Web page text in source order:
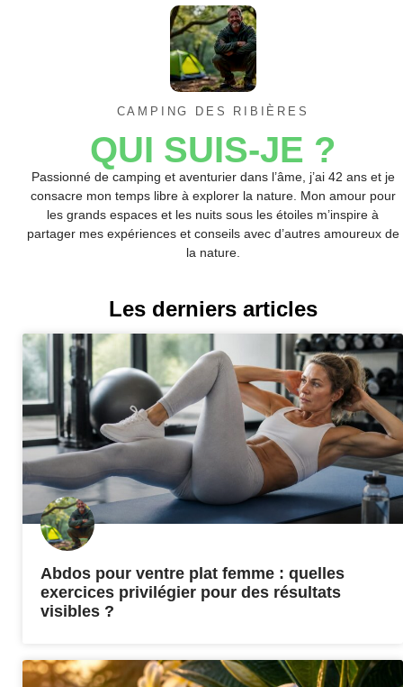
CAMPING DES RIBIÈRES
QUI SUIS-JE ?
Passionné de camping et aventurier dans l’âme, j’ai 42 ans et je
consacre mon temps libre à explorer la nature. Mon amour pour
les grands espaces et les nuits sous les étoiles m’inspire à
partager mes expériences et conseils avec d’autres amoureux de
la nature.
Les derniers articles
Abdos pour ventre plat femme : quelles
exercices privilégier pour des résultats
visibles ?